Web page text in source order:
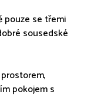
pouze se třemi
sousedské
pokojem s